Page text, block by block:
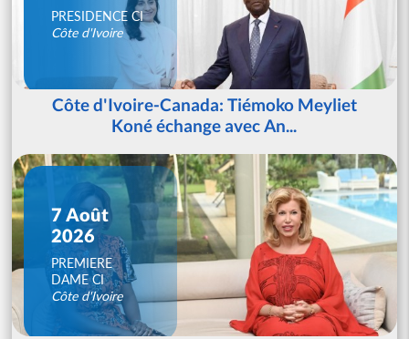
PRESIDENCE CI
Côte d'Ivoire
Côte d'Ivoire-Canada: Tiémoko Meyliet
Koné échange avec An...
7 Août
2026
PREMIERE
DAME CI
Côte d'Ivoire